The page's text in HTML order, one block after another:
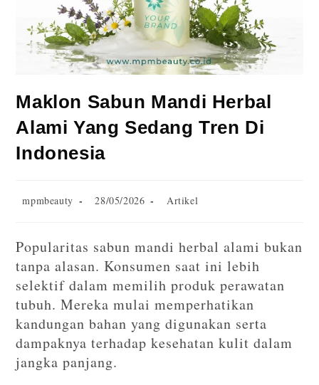
Maklon Sabun Mandi Herbal
Alami Yang Sedang Tren Di
Indonesia
mpmbeauty 28/05/2026 Artikel
Popularitas sabun mandi herbal alami bukan
tanpa alasan. Konsumen saat ini lebih
selektif dalam memilih produk perawatan
tubuh. Mereka mulai memperhatikan
kandungan bahan yang digunakan serta
dampaknya terhadap kesehatan kulit dalam
jangka panjang.